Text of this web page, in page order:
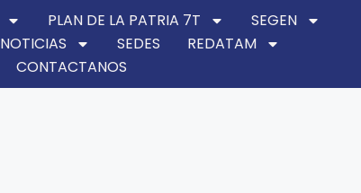
PLAN DE LA PATRIA 7T
SEGEN
NOTICIAS SEDES
REDATAM
CONTACTANOS